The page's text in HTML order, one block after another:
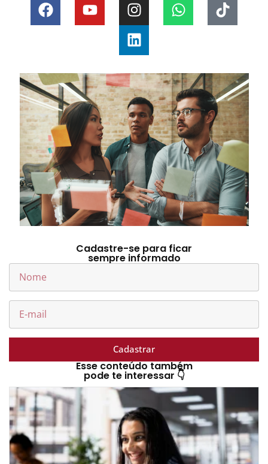
Cadastre-se para ficar
sempre informado
Cadastrar
Esse conteúdo também
pode te interessar 👇